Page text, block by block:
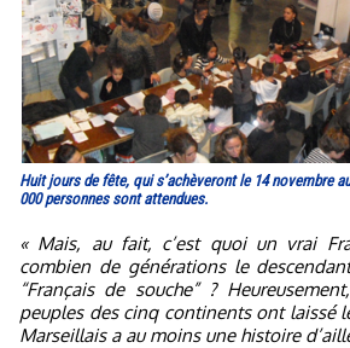
Huit jours de fête, qui s’achèveront le 14 novembre
000 personnes sont attendues.
« Mais, au fait, c’est quoi un vrai
combien de générations le
“Français de souche” ?
peuples des cinq continents ont laissé
Marseillais a au moins une histoire